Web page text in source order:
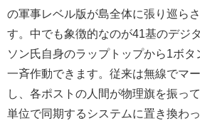
の軍事レベル版が島全体に張り巡ら
す。中でも象徴的なのが41基のデジ
ソン氏自身のラップトップから1ボ
一斉作動できます。従来は無線でマ
し、各ポストの人間が物理旗を振っ
単位で同期するシステムに置き換わ